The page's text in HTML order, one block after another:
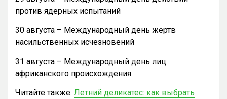
против ядерных испытаний
30 августа – Международный день жертв
насильственных исчезновений
31 августа – Международный день лиц
африканского происхождения
Читайте также: Летний деликатес: как выбрать